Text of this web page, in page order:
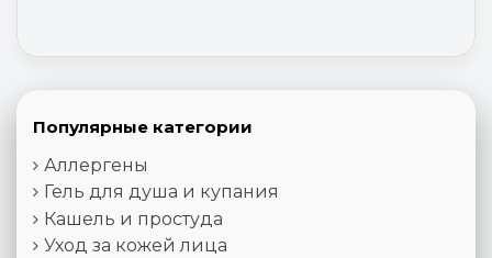
Популярные категории
Аллергены
Гель для душа и купания
Кашель и простуда
Уход за кожей лица